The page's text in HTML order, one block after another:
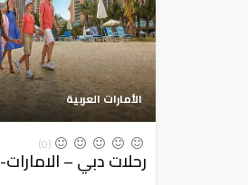
الأمارات العربية
(0)
رحلات دبي – الامارات- 4 نجوم